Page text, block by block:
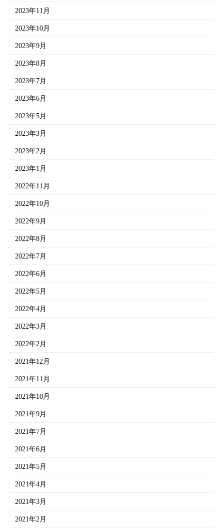
2023年11月
2023年10月
2023年9月
2023年8月
2023年7月
2023年6月
2023年5月
2023年3月
2023年2月
2023年1月
2022年11月
2022年10月
2022年9月
2022年8月
2022年7月
2022年6月
2022年5月
2022年4月
2022年3月
2022年2月
2021年12月
2021年11月
2021年10月
2021年9月
2021年7月
2021年6月
2021年5月
2021年4月
2021年3月
2021年2月